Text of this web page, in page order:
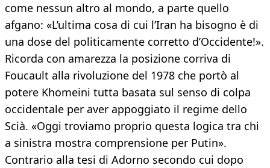
come nessun altro al mondo, a parte quello
afgano: «L’ultima cosa di cui l’Iran ha bisogno è di
una dose del politicamente corretto d’Occidente!».
Ricorda con amarezza la posizione corriva di
Foucault alla rivoluzione del 1978 che portò al
potere Khomeini tutta basata sul senso di colpa
occidentale per aver appoggiato il regime dello
Scià. «Oggi troviamo proprio questa logica tra chi
a sinistra mostra comprensione per Putin».
Contrario alla tesi di Adorno secondo cui dopo